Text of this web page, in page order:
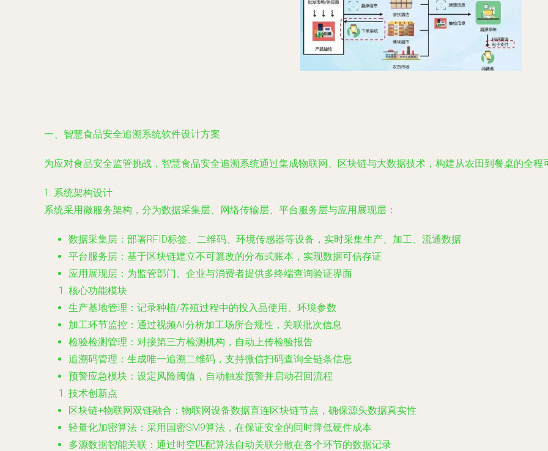
一、智慧食品安全追溯系统软件设计方案
为应对食品安全监管挑战，智慧食品安全追溯系统通过集成物联网、区块链与大数据技术，构建从农田到餐桌的全程
1. 系统架构设计
系统采用微服务架构，分为数据采集层、网络传输层、平台服务层与应用展现层：
数据采集层：部署RFID标签、二维码、环境传感器等设备，实时采集生产、加工、流通数据
平台服务层：基于区块链建立不可篡改的分布式账本，实现数据可信存证
应用展现层：为监管部门、企业与消费者提供多终端查询验证界面
核心功能模块
生产基地管理：记录种植/养殖过程中的投入品使用、环境参数
加工环节监控：通过视频AI分析加工场所合规性，关联批次信息
检验检测管理：对接第三方检测机构，自动上传检验报告
追溯码管理：生成唯一追溯二维码，支持微信扫码查询全链条信息
预警应急模块：设定风险阈值，自动触发预警并启动召回流程
技术创新点
区块链+物联网双链融合：物联网设备数据直连区块链节点，确保源头数据真实性
轻量化加密算法：采用国密SM9算法，在保证安全的同时降低硬件成本
多源数据智能关联：通过时空匹配算法自动关联分散在各个环节的数据记录